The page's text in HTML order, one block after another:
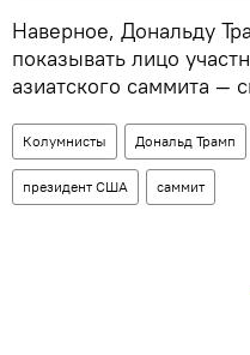
Наверное, Дональду
показывать лицо
азиатского саммита —
Колумнисты Дональд Трамп
президент США саммит